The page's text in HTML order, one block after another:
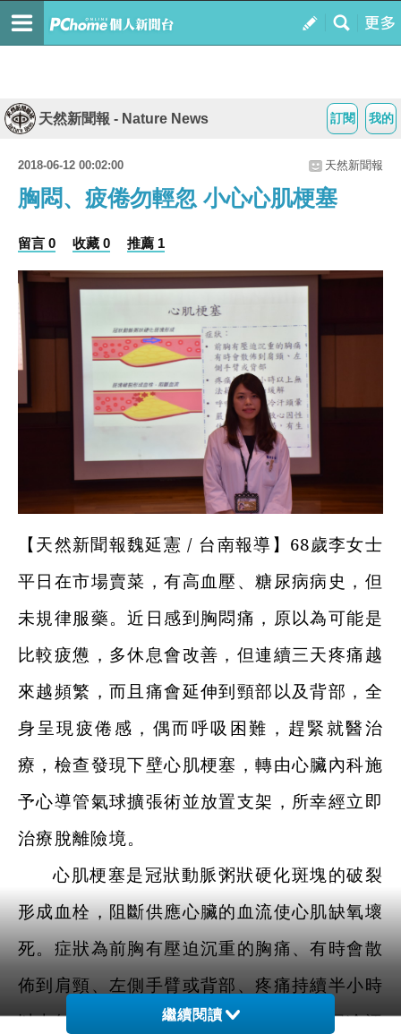
我的
訂閱
天然新聞報 - Nature News
2018-06-12 00:02:00 天然新聞報
胸悶、疲倦勿輕忽 小心心肌梗塞
留言 0 收藏 0 推薦 1
【天然新聞報魏延憲/ 台南報導】 68歲李女士
平日在市場賣菜，有高血壓、糖尿病病史，但
未規律服藥。近日感到胸悶痛，原以為可能是
比較疲憊，多休息會改善，但連續三天疼痛越
來越頻繁，而且痛會延伸到頸部以及背部，全
身呈現疲倦感，偶而呼吸困難，趕緊就醫治
療，檢查發現下壁心肌梗塞，轉由心臟內科施
予心導管氣球擴張術並放置支架，所幸經立即
治療脫離險境。
心肌梗塞是冠狀動脈粥狀硬化斑塊的破裂
形成血栓，阻斷供應心臟的血流使心肌缺氧壞
死。症狀為前胸有壓迫沉重的胸痛、有時會散
佈到肩頸、左側手臂或背部、疼痛持續半小時
以上無法藉由休息而緩解、呼吸困難、冒冷汗
繼續閱讀